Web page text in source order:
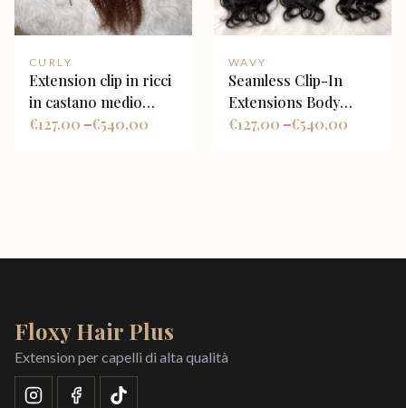
CURLY
Extension clip in ricci
in castano medio
kinky curly
127,00
€ – 540,00
€
WAVY
Seamless Clip-In
Extensions Body
Wave Nero Naturale
127,00
€ – 540,00
€
Floxy Hair Plus
Extension per capelli di alta qualità